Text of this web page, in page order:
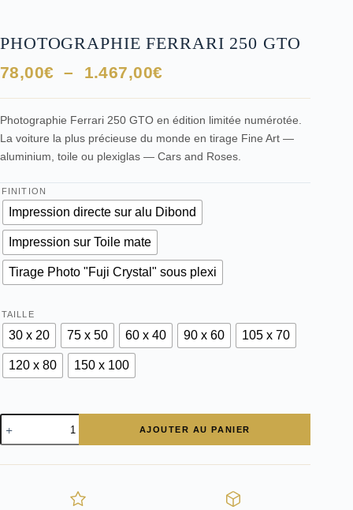
PHOTOGRAPHIE FERRARI 250 GTO
78,00€ – 1.467,00€Plage
78,00€
à
1.467,00€
Photographie Ferrari 250 GTO en édition limitée numérotée.
La voiture la plus précieuse du monde en tirage Fine Art —
aluminium, toile ou plexiglas — Cars and Roses.
FINITION
Impression directe sur alu Dibond
Impression sur Toile mate
Tirage Photo "Fuji Crystal" sous plexi
TAILLE
30 x 20 75 x 50 60 x 40 90 x 60 105 x 70
120 x 80 150 x 100
quantité
de
Photographie
AJOUTER AU PANIER